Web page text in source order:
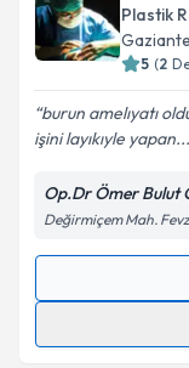
Plastik
5 (2
burun amelıyatı
işini layıkıyle yapan...
Op.Dr Ömer Bulut
Değirmiçem Mah.
Randevu